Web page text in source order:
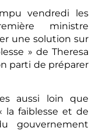
vendredi les
ministre
une solution sur
» de Theresa
parti de préparer
aussi loin que
la faiblesse et de
gouvernement